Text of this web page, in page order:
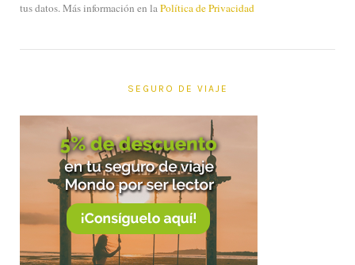
tus datos. Más información en laPolítica de Privacidad
SEGURO DE VIAJE